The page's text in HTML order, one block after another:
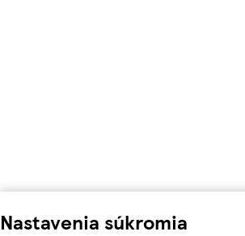
Nastavenia súkromia